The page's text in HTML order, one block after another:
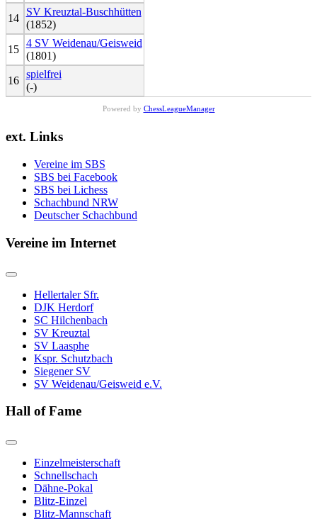
14
SV Kreuztal-Buschhütten
(1852)
15
4 SV Weidenau/Geisweid
(1801)
16
spielfrei
(-)
Powered by ChessLeagueManager
ext. Links
Vereine im SBS
SBS bei Facebook
SBS bei Lichess
Schachbund NRW
Deutscher Schachbund
Vereine im Internet
Hellertaler Sfr.
DJK Herdorf
SC Hilchenbach
SV Kreuztal
SV Laasphe
Kspr. Schutzbach
Siegener SV
SV Weidenau/Geisweid e.V.
Hall of Fame
Einzelmeisterschaft
Schnellschach
Dähne-Pokal
Blitz-Einzel
Blitz-Mannschaft